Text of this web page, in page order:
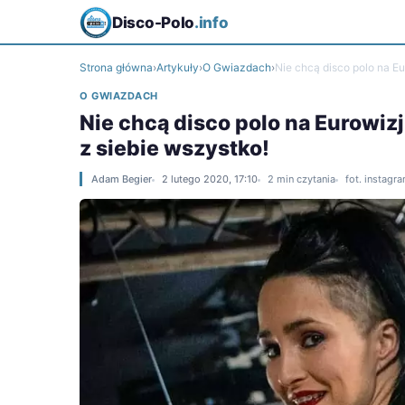
Disco-Polo.info
Strona główna›Artykuły›O Gwiazdach›Nie chcą disco polo na
O GWIAZDACH
Nie chcą disco polo na
z siebie wszystko!
Adam Begier 2 lutego 2020, 17:10 2 min czytania fot.